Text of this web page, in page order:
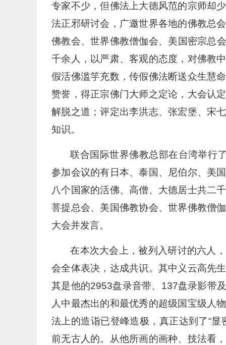
专家不少，但佛法上大德风范的宗师却
法正邪研讨会，广邀世界各地的佛教总
佛教会、世界佛教僧伽会、美国密宗总
千余人，以严肃、客观的态度，对佛教
假活佛滥竽充数，传假佛法断送众生慧
赞誉，得正宗佛门大师之定论，大会认
解脱之道；评定出李洪志、张宏堡、宋
知识。
联合国际世界佛教总部在台湾举行
参加会议的有日本、泰国、尼伯尔、美
八个国家的活佛、高僧、大德居士共二
菩提总会、美国佛教协会、世界佛教僧
大会并发言。
在本次大会上，被列入研讨的六人
会全体表决，达成共识。其中义云高先
其是他的2953盘录音带、137盘录影带
人中最杰出的和最优秀的超级国宝级人
法上的造诣已登峰造极，真正达到了“
前无古人的。从他所画的画种、技法看